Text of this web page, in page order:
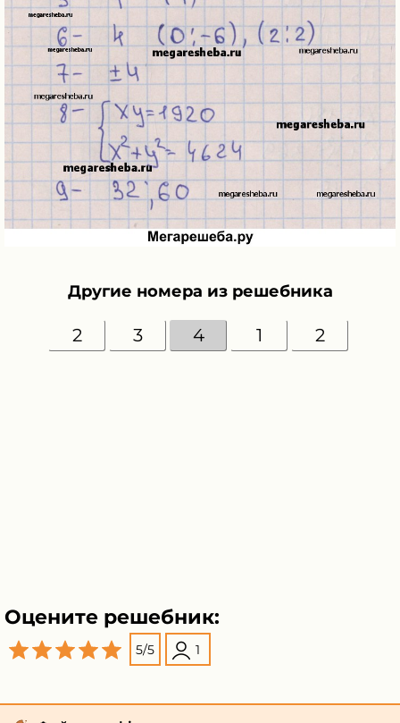
Другие номера из решебника
2 3 4 1 2
Оцените решебник:
5/5 1